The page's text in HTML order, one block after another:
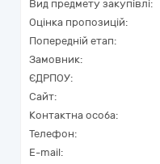
Вид предмету закупівлі:
Оцінка пропозицій:
Попередній етап:
Замовник:
ЄДРПОУ:
Сайт:
Контактна особа:
Телефон:
E-mail: